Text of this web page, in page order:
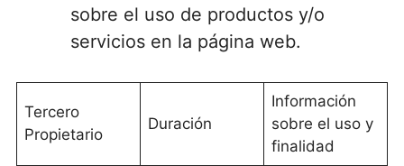
sobre el uso de productos y/o
servicios en la página web.
Tercero
Propietario
Duración
Información
sobre el uso y
finalidad